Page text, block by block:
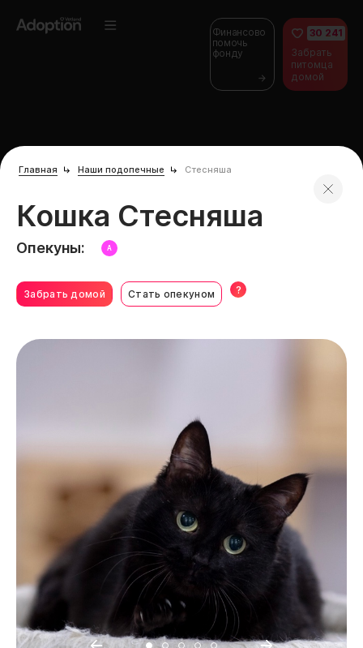
Финансово
помочь
фонду
30 241
Забрать
питомца
домой
Главная Наши подопечные Стесняша
Кошка Стесняша
Забрать домой Стать опекуном ?
Опекуны: А